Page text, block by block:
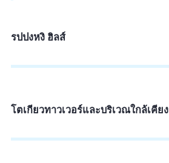
รปปงหงิ ฮิลส์
โตเกียวทาวเวอร์และบริเวณใกล้เคียง